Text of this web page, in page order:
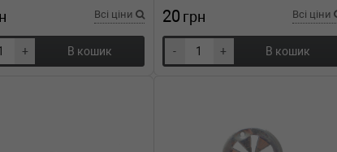
Всі ціни
+ В кошик
20 грн Всі ціни
- + В кошик